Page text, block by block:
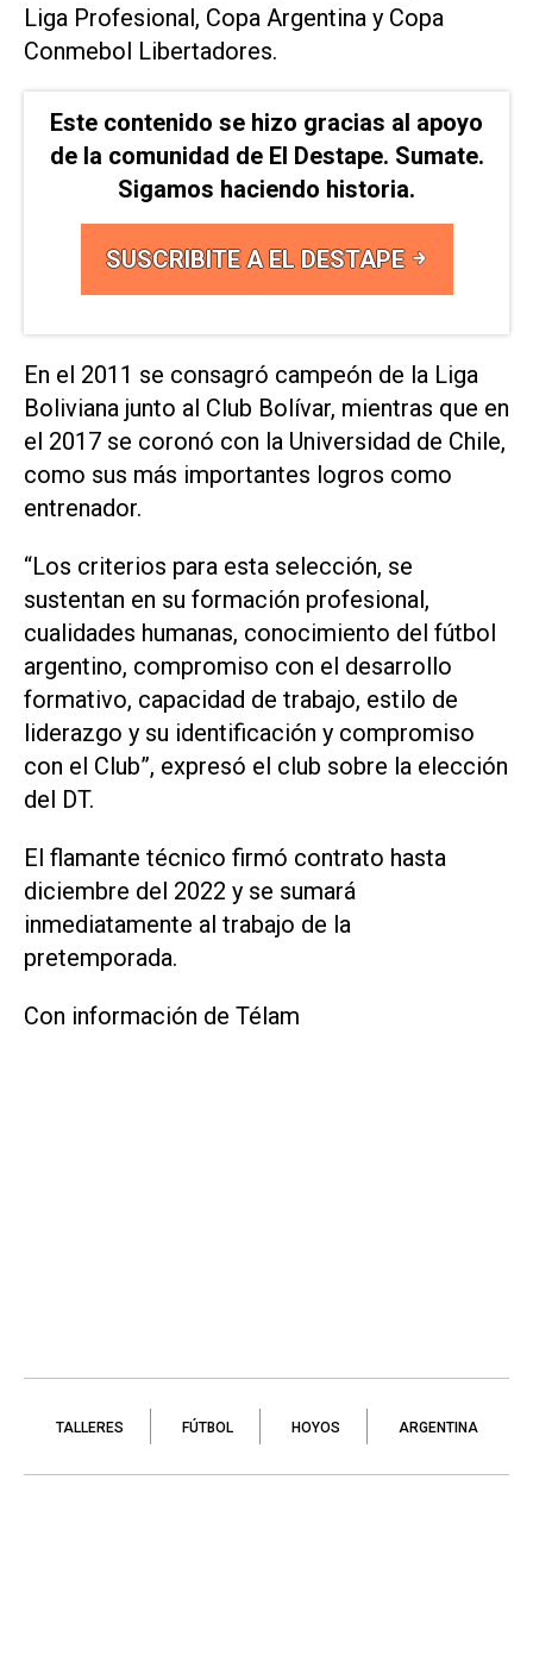
Liga Profesional, Copa Argentina y Copa
Conmebol Libertadores.
Este contenido se hizo gracias al apoyo
de la comunidad de El Destape. Sumate.
Sigamos haciendo historia.
SUSCRIBITE A EL DESTAPE
En el 2011 se consagró campeón de la Liga
Boliviana junto al Club Bolívar, mientras que en
el 2017 se coronó con la Universidad de Chile,
como sus más importantes logros como
entrenador.
“Los criterios para esta selección, se
sustentan en su formación profesional,
cualidades humanas, conocimiento del fútbol
argentino, compromiso con el desarrollo
formativo, capacidad de trabajo, estilo de
liderazgo y su identificación y compromiso
con el Club”, expresó el club sobre la elección
del DT.
El flamante técnico firmó contrato hasta
diciembre del 2022 y se sumará
inmediatamente al trabajo de la
pretemporada.
Con información de Télam
TALLERES FÚTBOL HOYOS ARGENTINA